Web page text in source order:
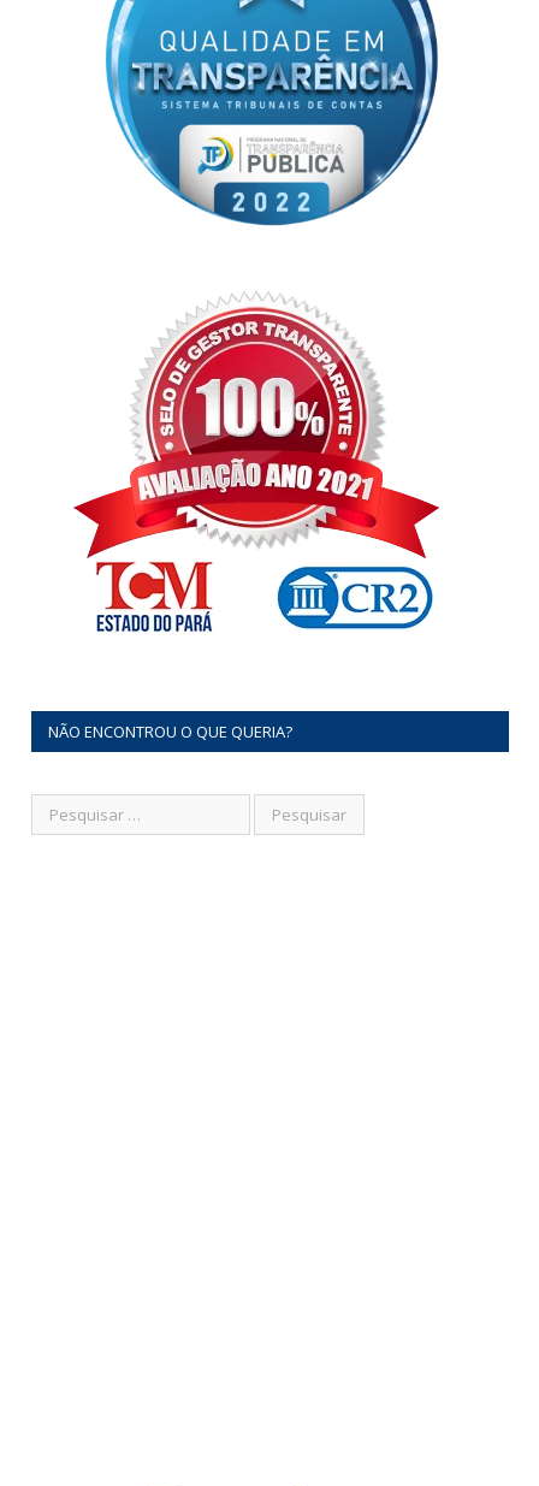
NÃO ENCONTROU O QUE QUERIA?